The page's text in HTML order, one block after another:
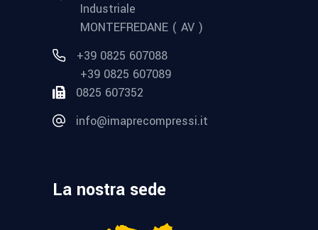
Industriale
MONTEFREDANE ( AV )
+39 0825 607088
+39 0825 607089
0825 607352
info@imaprecompressi.it
La nostra sede